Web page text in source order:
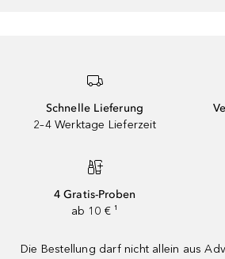
Schnelle Lieferung
2–4 Werktage Lieferzeit
4 Gratis-Proben
ab 10 € ¹
Die Bestellung darf nicht allein aus